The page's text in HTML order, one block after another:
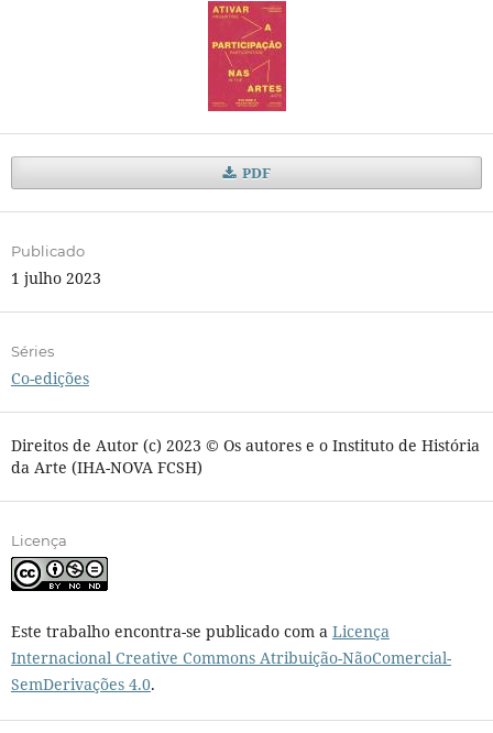
PDF
Publicado
1 julho 2023
Séries
Co-edições
Direitos de Autor (c) 2023 © Os autores e o Instituto de História
da Arte (IHA-NOVA FCSH)
Licença
Este trabalho encontra-se publicado com a Licença
Internacional Creative Commons Atribuição-NãoComercial-
SemDerivações 4.0.